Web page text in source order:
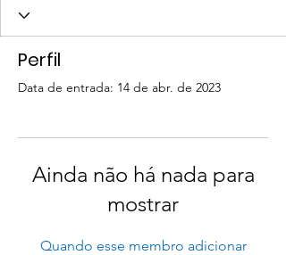
Perfil
Data de entrada: 14 de abr. de 2023
Ainda não há nada para
mostrar
Quando esse membro adicionar